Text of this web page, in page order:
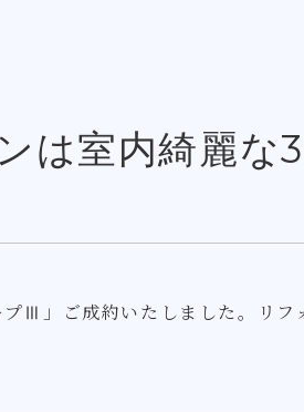
は室内綺麗な
Ⅲ」ご成約いたしました。リフ